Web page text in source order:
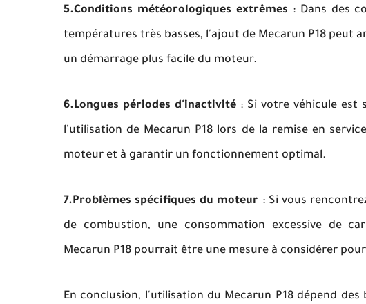
5.Conditions météorologiques extrêmes : Dans des
températures très basses, l'ajout de Mecarun P18
un démarrage plus facile du moteur.
6.Longues périodes d'inactivité : Si votre véhicule est
l'utilisation de Mecarun P18 lors de la remise en
moteur et à garantir un fonctionnement optimal.
7.Problèmes spécifiques du moteur : Si vous
de combustion, une consommation excessive de
Mecarun P18 pourrait être une mesure à considérer
En conclusion, l'utilisation du Mecarun P18 dépend